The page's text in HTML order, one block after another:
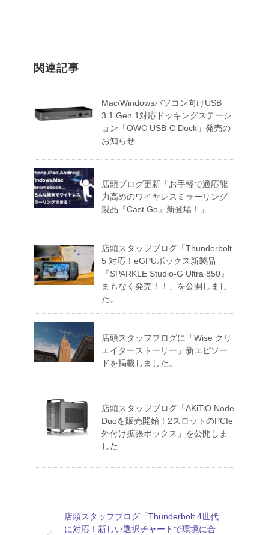
関連記事
Mac/Windowsパソコン向けUSB
3.1 Gen 1対応ドッキングステーシ
ョン「OWC USB-C Dock」発売の
お知らせ
店頭ブログ更新「お手軽で適応能
力高めのワイヤレスミラーリング
製品『Cast Go』新登場！」
店頭スタッフブログ「Thunderbolt
5 対応！eGPUボックス新製品
『SPARKLE Studio-G Ultra 850』
まもなく発売！！」を公開しまし
た。
店頭スタッフブログに「Wise クリ
エイターストーリー」新エピソー
ドを掲載しました。
店頭スタッフブログ「AKiTiO Node
Duoを販売開始！2スロットのPCIe
外付け拡張ボックス」を公開しま
した
店頭スタッフブログ「Thunderbolt 4世代
に対応！新しい選択チャートで環境に合